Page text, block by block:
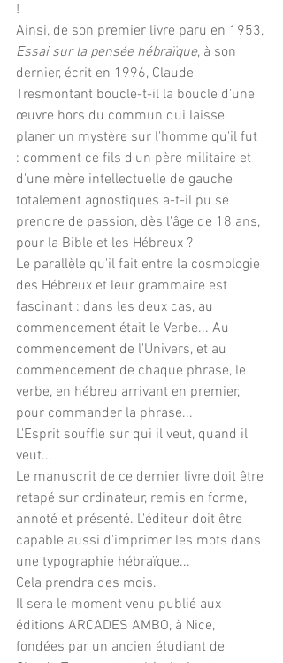
!
Ainsi, de son premier livre paru en 1953,
Essai sur la pensée hébraïque, à son
dernier, écrit en 1996, Claude
Tresmontant boucle-t-il la boucle d'une
œuvre hors du commun qui laisse
planer un mystère sur l'homme qu'il fut
: comment ce fils d'un père militaire et
d'une mère intellectuelle de gauche
totalement agnostiques a-t-il pu se
prendre de passion, dès l'âge de 18 ans,
pour la Bible et les Hébreux ?
Le parallèle qu'il fait entre la cosmologie
des Hébreux et leur grammaire est
fascinant : dans les deux cas, au
commencement était le Verbe... Au
commencement de l'Univers, et au
commencement de chaque phrase, le
verbe, en hébreu arrivant en premier,
pour commander la phrase...
L'Esprit souffle sur qui il veut, quand il
veut...
Le manuscrit de ce dernier livre doit être
retapé sur ordinateur, remis en forme,
annoté et présenté. L'éditeur doit être
capable aussi d'imprimer les mots dans
une typographie hébraïque...
Cela prendra des mois.
Il sera le moment venu publié aux
éditions ARCADES AMBO, à Nice,
fondées par un ancien étudiant de